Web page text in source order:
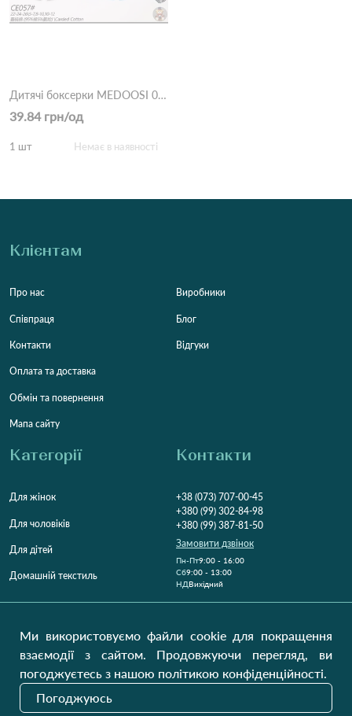
Дитячі боксерки MEDOOSI 057 Різні кольори
39.84 грн/од
1 шт Немає в наявності
Клієнтам
Про нас
Співпраця
Контакти
Оплата та доставка
Обмін та повернення
Мапа сайту
Виробники
Блог
Відгуки
Категорії
Для жінок
Для чоловіків
Для дітей
Домашній текстиль
Контакти
+38 (073) 707-00-45
+380 (99) 302-84-98
+380 (99) 387-81-50
Замовити дзвінок
Пн-Пт9:00 - 16:00
Cб9:00 - 13:00
НДВихідний
Наші оновлення
Ми використовуємо файли cookie для покращення
взаємодії з сайтом. Продовжуючи перегляд, ви
погоджуєтесь з нашою політикою конфіденційності.
Погоджуюсь